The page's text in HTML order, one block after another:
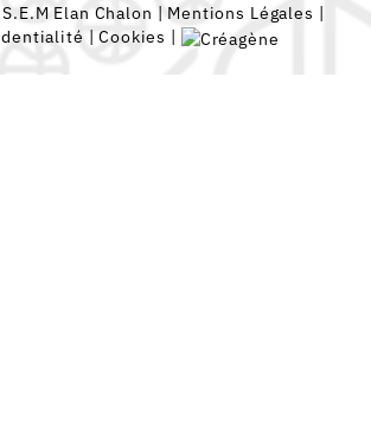
Elan Chalon | Mentions Légales |
|Cookies |